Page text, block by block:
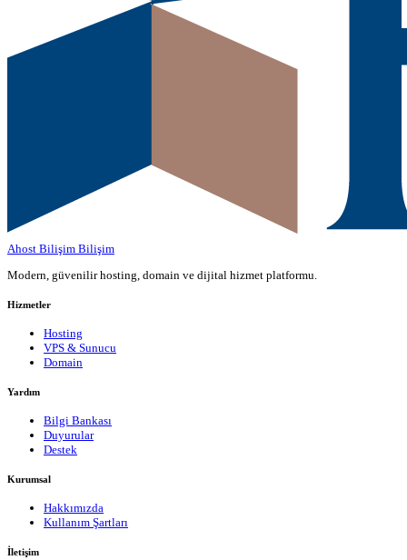
Ahost Bilişim Bilişim
Modern, güvenilir hosting, domain ve dijital hizmet platformu.
Hizmetler
Hosting
VPS & Sunucu
Domain
Yardım
Bilgi Bankası
Duyurular
Destek
Kurumsal
Hakkımızda
Kullanım Şartları
İletişim